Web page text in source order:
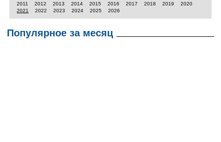
2011 2012 2013 2014 2015 2016 2017 2018 2019
2020
2021
2022 2023 2024 2025 2026
Популярное за месяц